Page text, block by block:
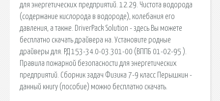
для энергетических предприятий. 12.29. Чистота водорода
(содержание кислорода в водороде), колебания его
давления, а также. DriverPack Solution - здесь Вы можете
бесплатно скачать драйвера на. Установите родные
драйверы для. РД 153-34.0-03.301-00 (ВППБ 01-02-95 ).
Правила пожарной безопасности для энергетических
предприятий. Сборник задач Физика 7-9 класс Перышкин -
данный книгу (пособие) можно бесплатно скачать.